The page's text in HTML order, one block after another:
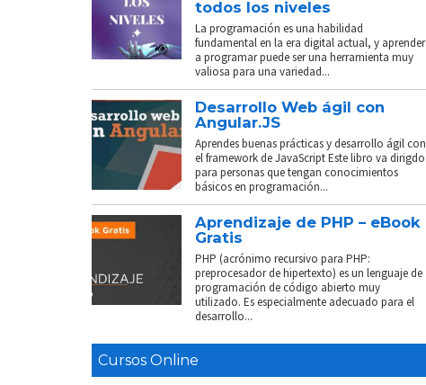
todos los niveles
La programación es una habilidad
fundamental en la era digital actual, y aprender
a programar puede ser una herramienta muy
valiosa para una variedad...
Desarrollo Web ágil con
Angular.JS
Aprendes buenas prácticas y desarrollo ágil con
el framework de JavaScript Este libro va dirigdo
para personas que tengan conocimientos
básicos en programación...
Aprendizaje de PHP – eBook
Gratis
PHP (acrónimo recursivo para PHP:
preprocesador de hipertexto) es un lenguaje de
programación de código abierto muy
utilizado. Es especialmente adecuado para el
desarrollo...
Cursos Online